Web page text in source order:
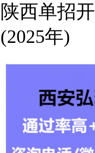
陕西单招
(2025年)